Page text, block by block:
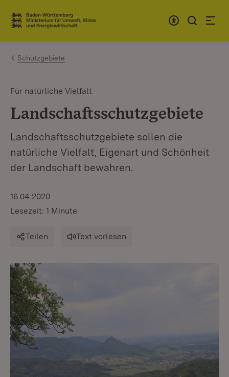
Zum Inhalt springen
Link zur Startseite
Schutzgebiete
Für natürliche Vielfalt
Landschaftsschutzgebiete
Landschaftsschutzgebiete sollen die
natürliche Vielfalt, Eigenart und Schönheit
der Landschaft bewahren.
16.04.2020
Lesezeit: 1 Minute
Teilen Text vorlesen